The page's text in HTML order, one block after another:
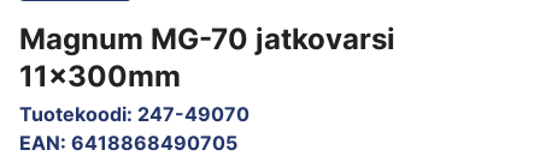
Magnum MG-70 jatkovarsi
11x300mm
Tuotekoodi: 247-49070
EAN: 6418868490705